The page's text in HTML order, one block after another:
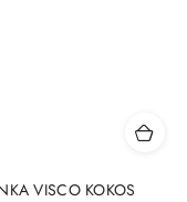
VISCO KOKOS